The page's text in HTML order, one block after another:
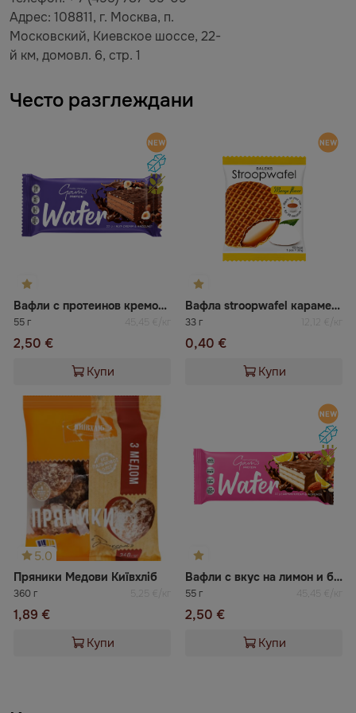
Адрес: 108811, г. Москва, п.
Московский, Киевское шоссе, 22-
й км, домовл. 6, стр. 1
Често разглеждани
Вафли с протеинов кремообразен пълнеж с ядки GAMS
55 г 45,45 €/кг
2,50 €
Купи
Вафла stroopwafel карамел и манго SALEKS
33 г 12,12 €/кг
0,40 €
Купи
5.0
Пряники Медови Київхліб
360 г 5,25 €/кг
1,89 €
Купи
Вафли с вкус на лимон и бадеми GAMS
55 г 45,45 €/кг
2,50 €
Купи